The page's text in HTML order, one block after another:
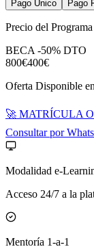
Pago Único
Pago
Precio del Programa
BECA -50% DTO
800€400€
Oferta Disponible
🚀 MATRÍCULA
Consultar por
Modalidad e-
Acceso 24/7 a la
Mentoría 1-a-1